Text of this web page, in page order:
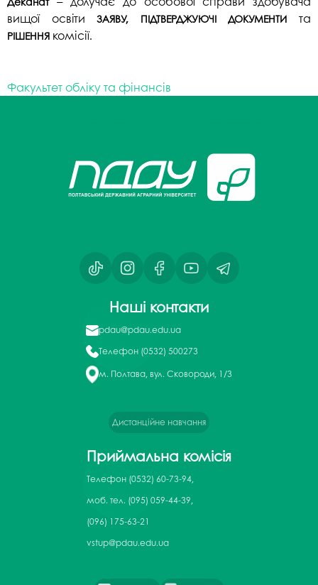
вищої освітиЗАЯВУ, ПІДТВЕРДЖУЮЧІ ДОКУМЕНТИта
РІШЕННЯ комісії.
Факультет обліку та фінансів
Наші контакти
pdau@pdau.edu.ua
Телефон (0532) 500273
м. Полтава, вул. Сковороди, 1/3
Дистанційне навчання
Приймальна комісія
Телефон (0532) 60-73-94,
моб. тел. (095) 059-44-39,
(096) 175-63-21
vstup@pdau.edu.ua